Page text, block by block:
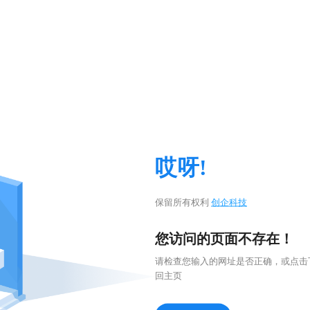
哎呀!
保留所有权利 创企科技
您访问的页面不存在！
请检查您输入的网址是否正确，或点
回主页